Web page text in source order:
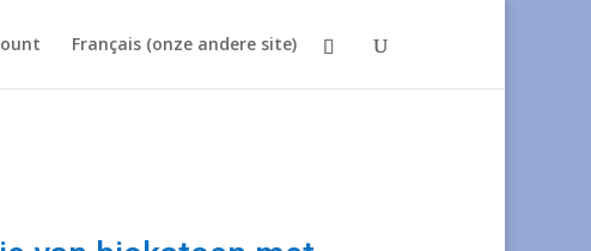
Français (onze andere site)